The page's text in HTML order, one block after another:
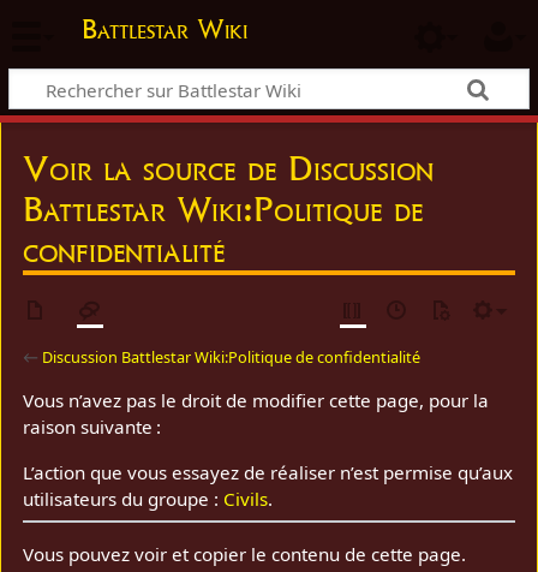
Battlestar Wiki
Voir la source de Discussion
Battlestar Wiki:Politique de
confidentialité
← Discussion Battlestar Wiki:Politique de confidentialité
Vous n’avez pas le droit de modifier cette page, pour la
raison suivante :
L’action que vous essayez de réaliser n’est permise qu’aux
utilisateurs du groupe : Civils.
Vous pouvez voir et copier le contenu de cette page.